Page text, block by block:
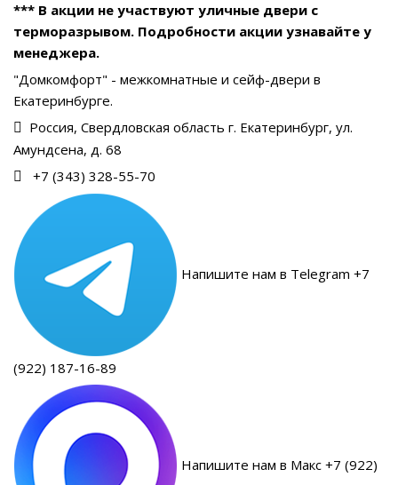
*** В акции не участвуют уличные двери с
терморазрывом. Подробности акции узнавайте у
менеджера.
"Домкомфорт" - межкомнатные и сейф-двери в
Екатеринбурге.
Россия, Свердловская область г. Екатеринбург, ул.
Амундсена, д. 68
+7 (343) 328-55-70
Напишите нам в Telegram +7
(922) 187-16-89
Напишите нам в Макс +7 (922)